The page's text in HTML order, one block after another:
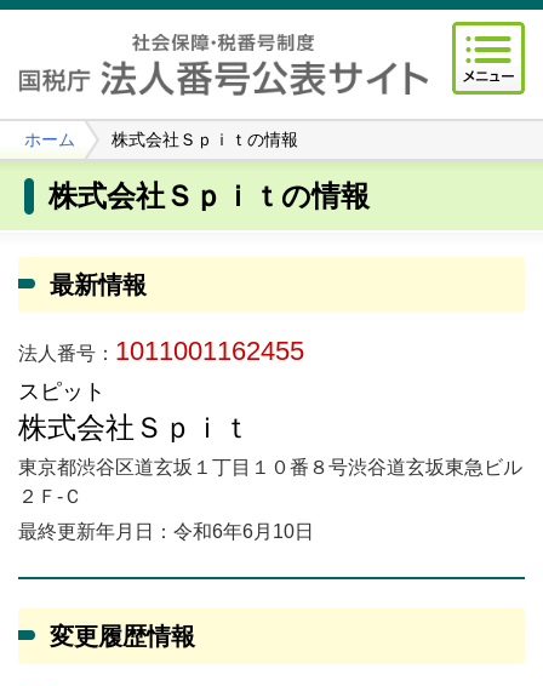
ホーム 株式会社Ｓｐｉｔの情報
株式会社Ｓｐｉｔの情報
最新情報
法人番号： 1011001162455
スピット
株式会社Ｓｐｉｔ
東京都渋谷区道玄坂１丁目１０番８号渋谷道玄坂東急ビル
２Ｆ‐Ｃ
最終更新年月日：令和6年6月10日
変更履歴情報